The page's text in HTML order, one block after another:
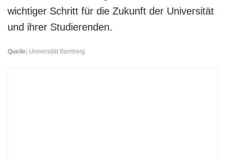
wichtiger Schritt für die Zukunft der Universität
und ihrer Studierenden.
Quelle: Universität Bamberg